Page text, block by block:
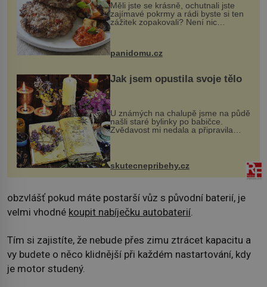
Měli jste se krásně, ochutnali jste
zajímavé pokrmy a rádi byste si ten
zážitek zopakovali? Není nic
snazšího. Pljeskavica (10 porcí)
Možná jste ji ochutnali na dovolené v
panidomu.cz
Jak jsem opustila svoje tělo
U známých na chalupě jsme na půdě
našli staré bylinky po babičce.
Zvědavost mi nedala a připravila
jsem si z nich lektvar… Zimní pobyt
na chalupě se pro mě vlastní vinou
změnil v děsivý zážitek, na kt...
skutecnepribehy.cz
obzvlášť pokud máte postarší vůz s původní baterií, je
velmi vhodné koupit nabíječku autobaterií.
Tím si zajistíte, že nebude přes zimu ztrácet kapacitu a
vy budete o něco klidnější při každém nastartování, kdy
je motor studený.